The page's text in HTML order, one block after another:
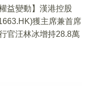
權益變動】漢港控股
獲主席兼首席
官汪林冰增持28.8萬